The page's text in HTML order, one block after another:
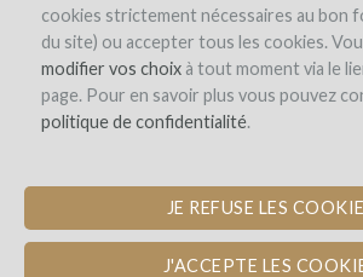
cookies strictement nécessaires au bon
du site) ou accepter tous les cookies.
modifier vos choixà tout moment via le
page. Pour en savoir plus vous pouvez
politique de confidentialité.
JE REFUSE LES
J'ACCEPTE LES
Château Carpe
PLANTING WHITE GRAPE
AND VINEYARD